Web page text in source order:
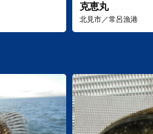
克恵丸
北見市／常呂漁港